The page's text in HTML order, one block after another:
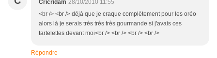
Cricridam 28/10/2010 11:55
<br /> <br /> déjà que je craque complètement pour les oréo
alors là je serais très très très gourmande si j'avais ces
tartelettes devant moi<br /> <br /> <br /> <br />
Répondre